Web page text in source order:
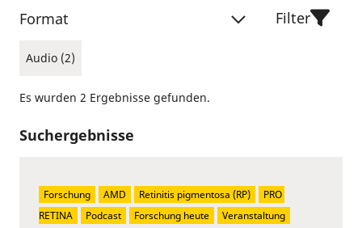
Format
Audio (2)
Filter
Es wurden 2 Ergebnisse gefunden.
Suchergebnisse
Forschung AMD Retinitis pigmentosa (RP)
PRO
RETINA
Podcast Forschung heute Veranstaltung